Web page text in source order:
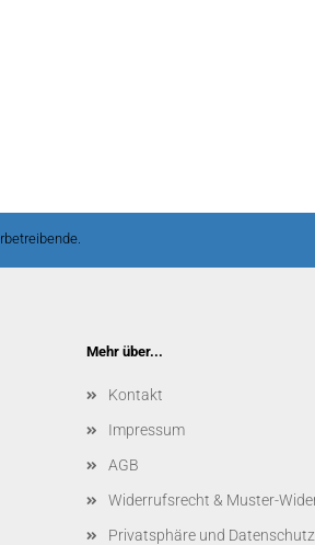
Mehr über...
Kontakt
Impressum
AGB
Widerrufsrecht & Muster-
Privatsphäre und Datenschutz